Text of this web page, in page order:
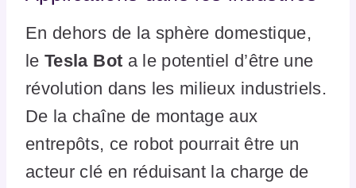
En dehors de la sphère domestique,
leTesla Bot a le potentiel d’être une
révolution dans les milieux industriels.
De la chaîne de montage aux
entrepôts, ce robot pourrait être un
acteur clé en réduisant la charge de